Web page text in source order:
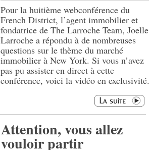
Pour la huitième webconférence du
French District, l’agent immobilier et
fondatrice de The Larroche Team, Joelle
Larroche a répondu à de nombreuses
questions sur le thème du marché
immobilier à New York. Si vous n’avez
pas pu assister en direct à cette
conférence, voici la vidéo en exclusivité.
Attention, vous allez
vouloir partir